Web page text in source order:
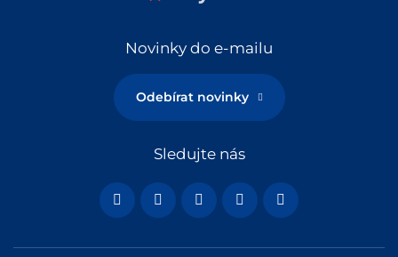
Novinky do e-mailu
Odebírat novinky
Sledujte nás